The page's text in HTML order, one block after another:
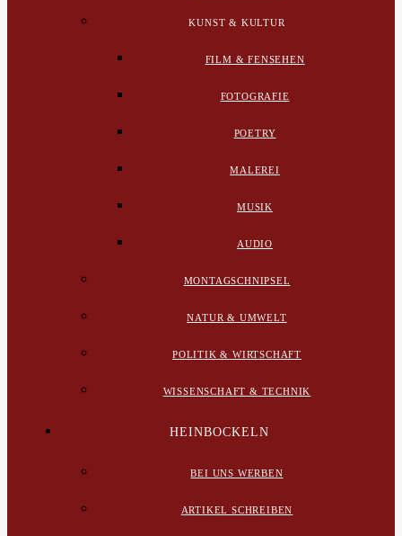
KUNST & KULTUR
FILM & FENSEHEN
FOTOGRAFIE
POETRY
MALEREI
MUSIK
AUDIO
MONTAGSCHNIPSEL
NATUR & UMWELT
POLITIK & WIRTSCHAFT
WISSENSCHAFT & TECHNIK
HEINBOCKELN
BEI UNS WERBEN
ARTIKEL SCHREIBEN